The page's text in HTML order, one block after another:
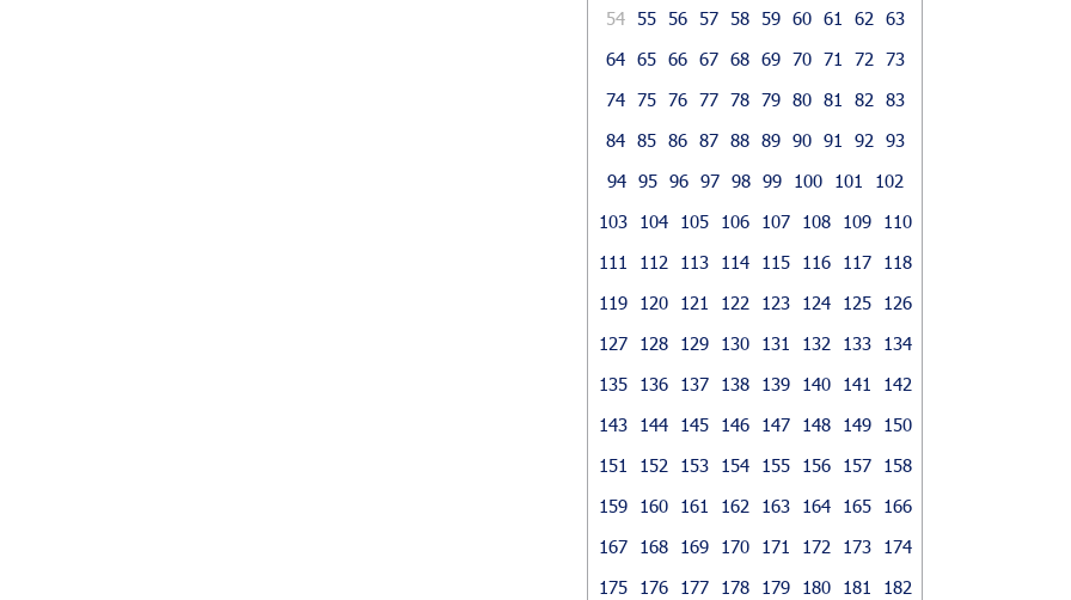
54 55 56 57 58 59 60 61 62
63
64 65 66 67 68 69 70 71 72
73
74 75 76 77 78 79 80 81 82
83
84 85 86 87 88 89 90 91 92
93
94 95 96 97 98 99 100 101
102
103
104 105 106 107 108 109
110
111
112 113 114 115 116 117
118
119
120 121 122 123 124 125
126
127
128 129 130 131 132 133
134
135
136 137 138 139 140 141
142
143
144 145 146 147 148 149
150
151
152 153 154 155 156 157
158
159
160 161 162 163 164 165
166
167
168 169 170 171 172 173
174
175
176 177 178 179 180 181
182